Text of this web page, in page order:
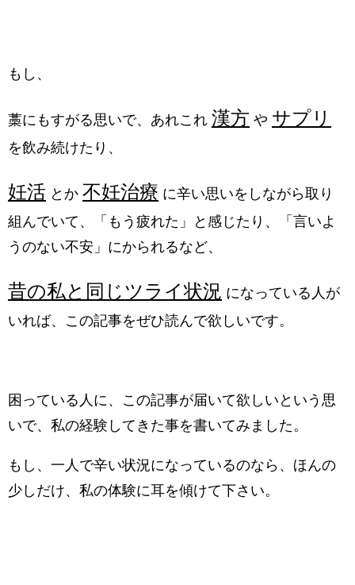
もし、
藁にもすがる思いで、あれこれ 漢方 や サプリ
を飲み続けたり、
妊活 とか 不妊治療 に辛い思いをしながら取り
組んでいて、「もう疲れた」と感じたり、「言いよ
うのない不安」にかられるなど、
昔の私と同じツライ状況 になっている人が
いれば、この記事をぜひ読んで欲しいです。
困っている人に、この記事が届いて欲しいという思
いで、私の経験してきた事を書いてみました。
もし、一人で辛い状況になっているのなら、ほんの
少しだけ、私の体験に耳を傾けて下さい。